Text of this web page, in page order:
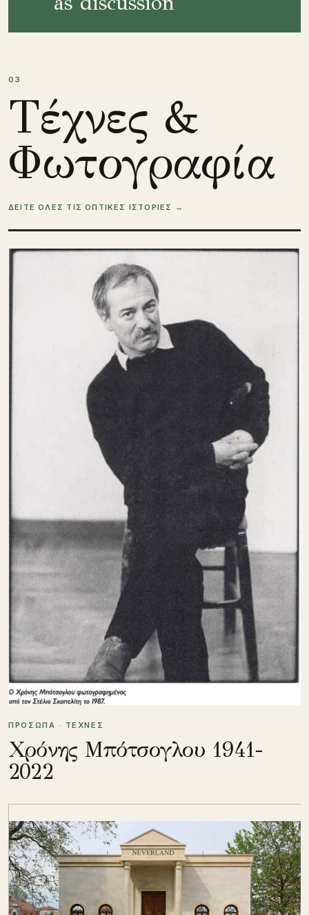
03
Τέχνες &
Φωτογραφία
ΔΕΙΤΕ ΟΛΕΣ ΤΙΣ ΟΠΤΙΚΕΣ ΙΣΤΟΡΙΕΣ →
ΠΡΟΣΩΠΑ · ΤΕΧΝΕΣ
Χρόνης Μπότσογλου 1941-
2022